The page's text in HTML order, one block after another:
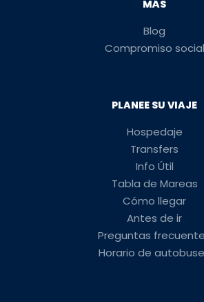
MÁS
Blog
Compromiso social
PLANEE SU VIAJE
Hospedaje
Transfers
Info Útil
Tabla de Mareas
Cómo llegar
Antes de ir
Preguntas
Horario de